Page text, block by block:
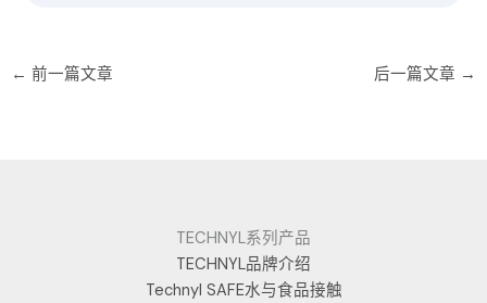
← 前一篇文章 后一篇文章 →
TECHNYL系列产品
TECHNYL品牌介绍
Technyl SAFE水与食品接触